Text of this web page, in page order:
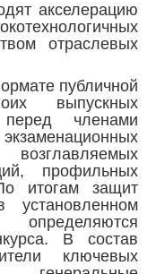
акселерацию
отраслевых
публичной
выпускных
членами
профильных
итогам защит
установленном
В состав
ключевых